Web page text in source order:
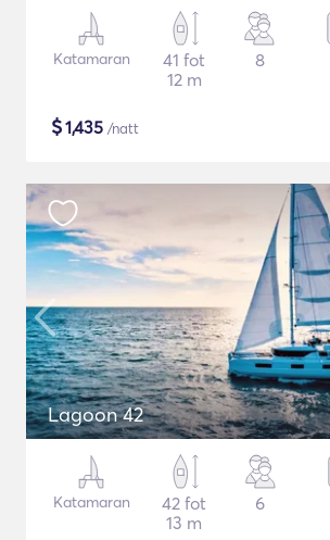
Katamaran
41 fot
12 m
8
$1,435 /natt
Lagoon 42
Katamaran
42 fot
13 m
6